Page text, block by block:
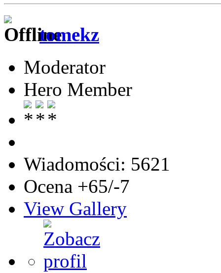
tomekz
Moderator
Hero Member
Wiadomości: 5621
Ocena +65/-7
View Gallery